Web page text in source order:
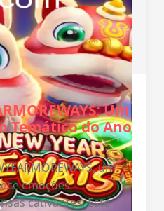
Um
Temático do Ano
um
emoções
cativantes. Este